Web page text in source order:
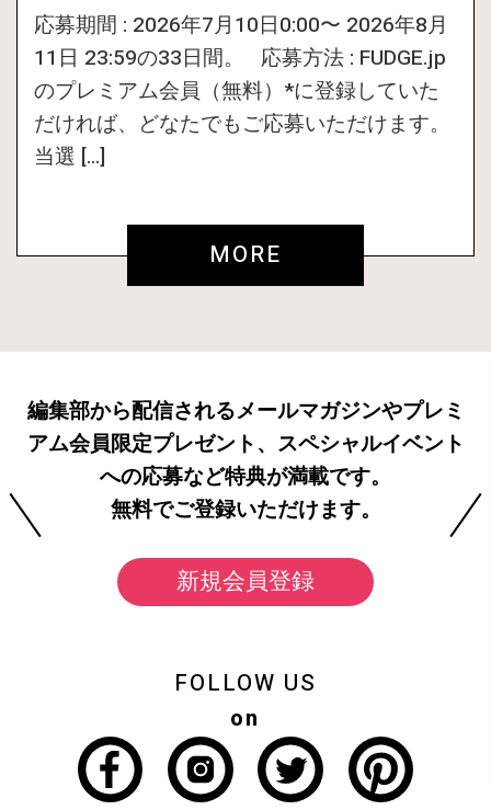
応募期間 : 2026年7月10日0:00〜 2026年8月
11日 23:59の33日間。 応募方法 : FUDGE.jp
のプレミアム会員（無料）*に登録していた
だければ、どなたでもご応募いただけます。
当選 […]
MORE
編集部から配信されるメールマガジンやプレミ
アム会員限定プレゼント、スペシャルイベント
への応募など特典が満載です。
無料でご登録いただけます。
新規会員登録
FOLLOW US
on